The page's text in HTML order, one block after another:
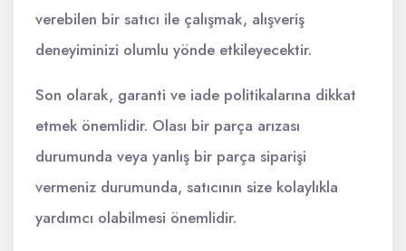
verebilen bir satıcı ile çalışmak, alışveriş
deneyiminizi olumlu yönde etkileyecektir.
Son olarak, garanti ve iade politikalarına dikkat
etmek önemlidir. Olası bir parça arızası
durumunda veya yanlış bir parça siparişi
vermeniz durumunda, satıcının size kolaylıkla
yardımcı olabilmesi önemlidir.